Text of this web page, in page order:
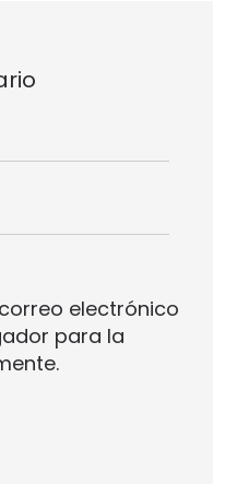
electrónico
para la